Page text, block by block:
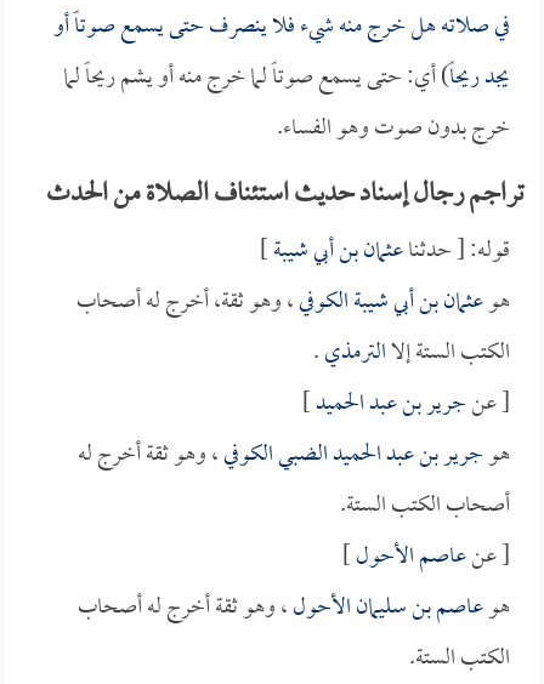
في صلاته هل خرج منه شيء فلا ينصرف حتى يسمع صوتاً أو
يجد ريحاً) أي: حتى يسمع صوتاً لما خرج منه أو يشم ريحاً لما
خرج بدون صوت وهو الفساء.
تراجم رجال إسناد حديث استئناف الصلاة من الحدث
قوله: [ حدثناعثمان بن أبي شيبة]
هوعثمان بن أبي شيبة الكوفي، وهو ثقة، أخرج له أصحاب
الكتب الستة إلاالترمذي.
[ عنجرير بن عبد الحميد]
هوجرير بن عبد الحميد الضبي الكوفي، وهو ثقة أخرج له
أصحاب الكتب الستة.
[ عنعاصم الأحول]
هوعاصم بن سليمان الأحول، وهو ثقة أخرج له أصحاب
الكتب الستة.